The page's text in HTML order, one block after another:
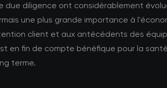
due diligence ont considérablement
une plus grande importance à
client et aux antécédents des
en fin de compte bénéfique pour la
terme.